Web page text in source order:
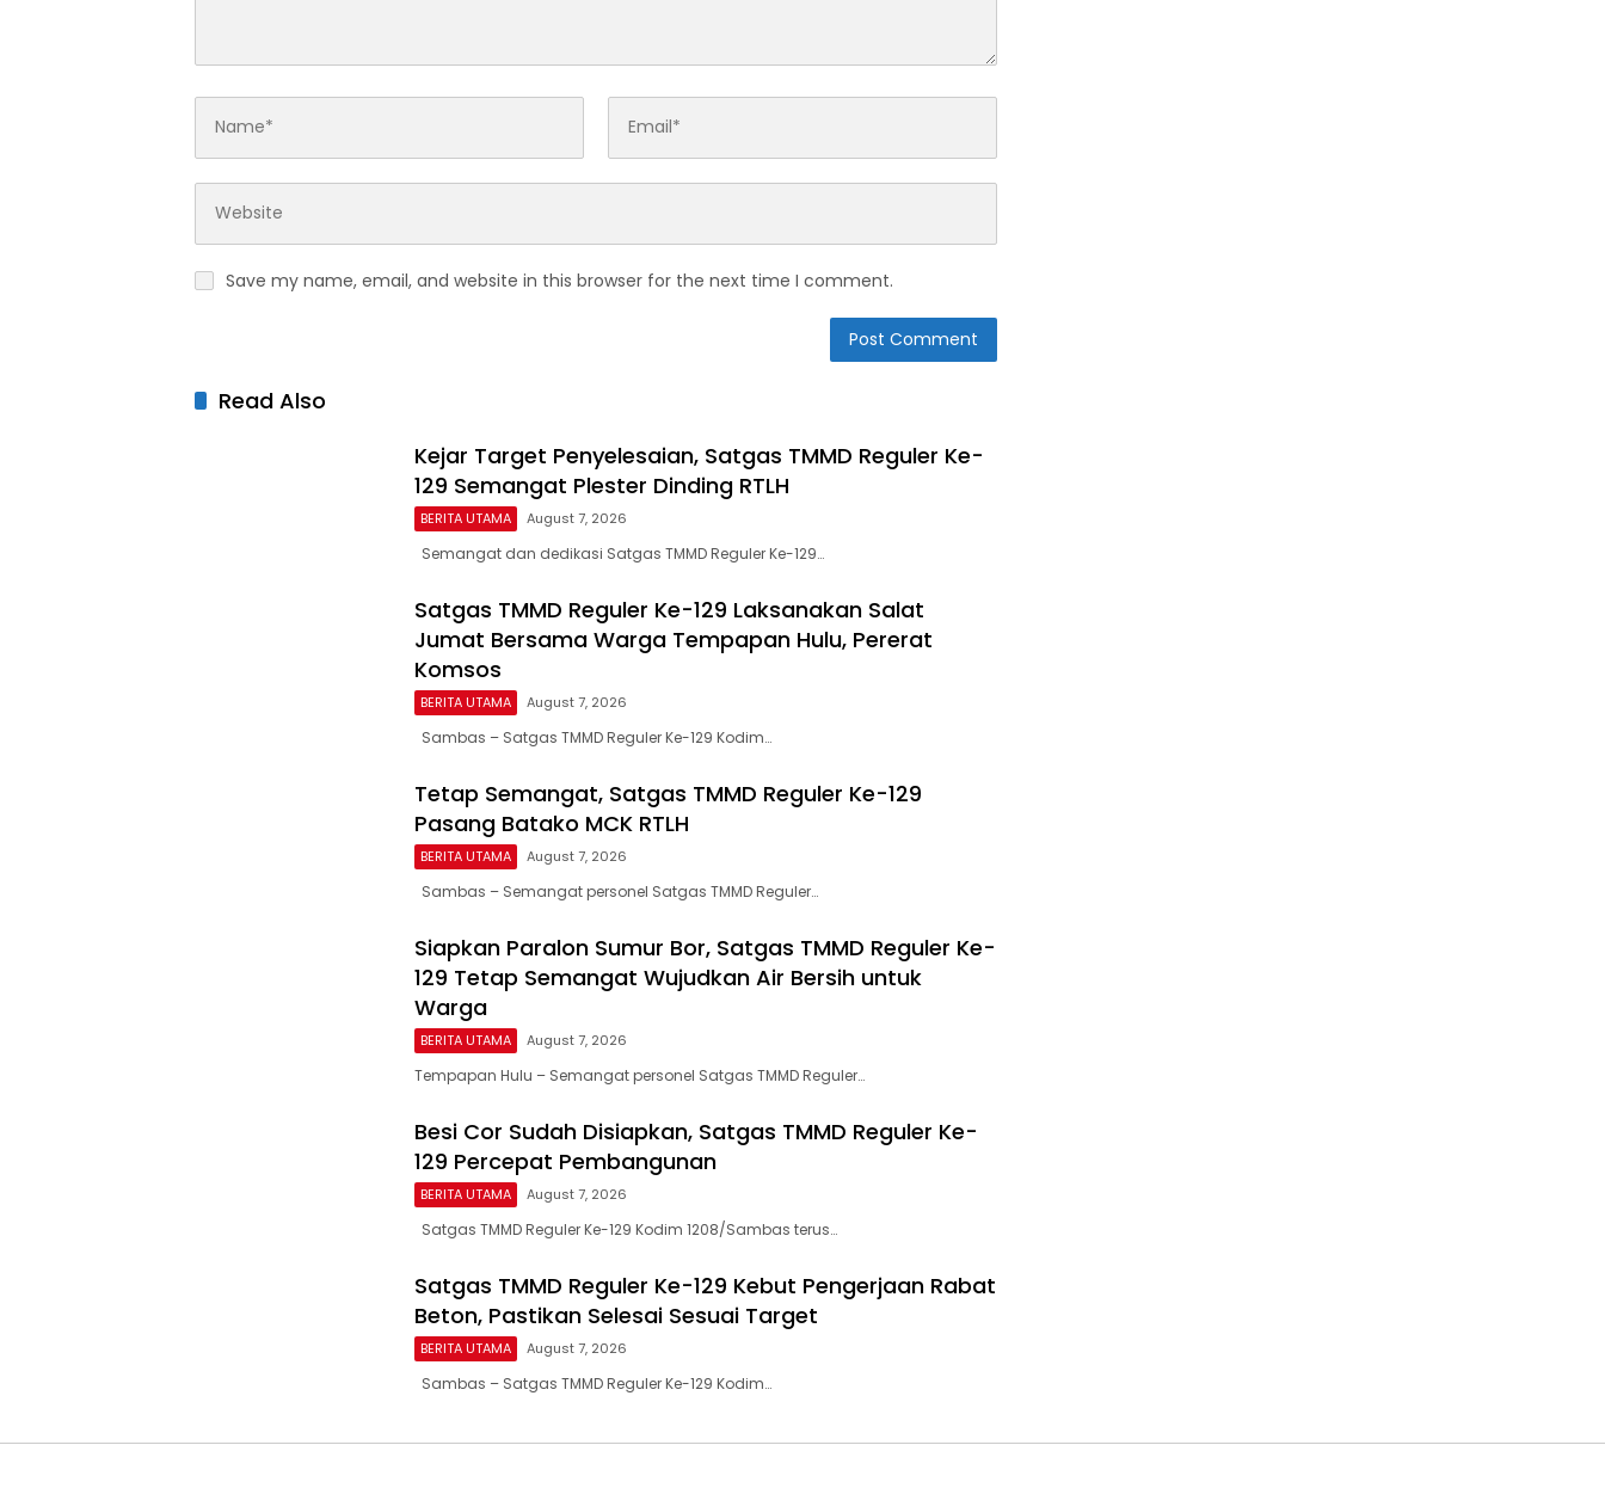
Save my name, email, and website in this browser for the next time I comment.
Read Also
Kejar Target Penyelesaian, Satgas TMMD Reguler Ke-
129 Semangat Plester Dinding RTLH
BERITA UTAMA August 7, 2026
Semangat dan dedikasi Satgas TMMD Reguler Ke-129…
Satgas TMMD Reguler Ke-129 Laksanakan Salat
Jumat Bersama Warga Tempapan Hulu, Pererat
Komsos
BERITA UTAMA August 7, 2026
Sambas – Satgas TMMD Reguler Ke-129 Kodim…
Tetap Semangat, Satgas TMMD Reguler Ke-129
Pasang Batako MCK RTLH
BERITA UTAMA August 7, 2026
Sambas – Semangat personel Satgas TMMD Reguler…
Siapkan Paralon Sumur Bor, Satgas TMMD Reguler Ke-
129 Tetap Semangat Wujudkan Air Bersih untuk
Warga
BERITA UTAMA August 7, 2026
Tempapan Hulu – Semangat personel Satgas TMMD Reguler…
Besi Cor Sudah Disiapkan, Satgas TMMD Reguler Ke-
129 Percepat Pembangunan
BERITA UTAMA August 7, 2026
Satgas TMMD Reguler Ke-129 Kodim 1208/Sambas terus…
Satgas TMMD Reguler Ke-129 Kebut Pengerjaan Rabat
Beton, Pastikan Selesai Sesuai Target
BERITA UTAMA August 7, 2026
Sambas – Satgas TMMD Reguler Ke-129 Kodim…